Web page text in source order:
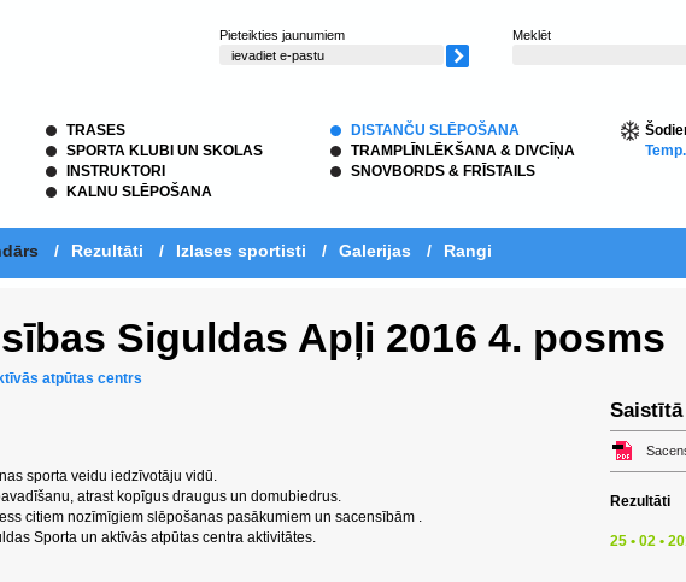
Pieteikties jaunumiem Meklēt
TRASES
SPORTA KLUBI UN SKOLAS
INSTRUKTORI
KALNU SLĒPOŠANA
DISTANČU SLĒPOŠANA
TRAMPLĪNLĒKŠANA & DIVCĪŅA
SNOVBORDS & FRĪSTAILS
/ Rezultāti / Izlases sportisti / Galerijas / Rangi
Siguldas Apļi 2016 4. posms
atpūtas centrs
sporta veidu iedzīvotāju vidū.
atrast kopīgus draugus un domubiedrus.
citiem nozīmīgiem slēpošanas pasākumiem un sacensībām .
Sporta un aktīvās atpūtas centra aktivitātes.
Rezultāti
25 • 02 •